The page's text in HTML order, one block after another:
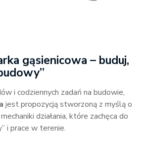
gąsienicowa – buduj,
i codziennych zadań na budowie,
jest propozycją stworzoną z myślą o
działania, które zachęca do
i prace w terenie.